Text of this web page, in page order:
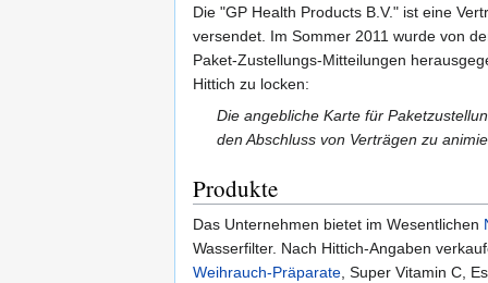
Die "GP Health Products B.V." ist eine
versendet. Im Sommer 2011 wurde von
Paket-Zustellungs-Mitteilungen
Hittich zu locken:
Die angebliche Karte für
den Abschluss von Verträgen zu
Produkte
Das Unternehmen bietet im Wesentlichen
Wasserfilter. Nach Hittich-Angaben
Weihrauch-Präparate, Super Vitamin C,